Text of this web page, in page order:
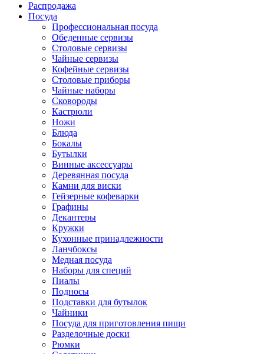
Распродажа
Посуда
Профессиональная посуда
Обеденные сервизы
Столовые сервизы
Чайные сервизы
Кофейные сервизы
Столовые приборы
Чайные наборы
Сковороды
Кастрюли
Ножи
Блюда
Бокалы
Бутылки
Винные аксессуары
Деревянная посуда
Камни для виски
Гейзерные кофеварки
Графины
Декантеры
Кружки
Кухонные принадлежности
Ланчбоксы
Медная посуда
Наборы для специй
Пиалы
Подносы
Подставки для бутылок
Чайники
Посуда для приготовления пищи
Разделочные доски
Рюмки